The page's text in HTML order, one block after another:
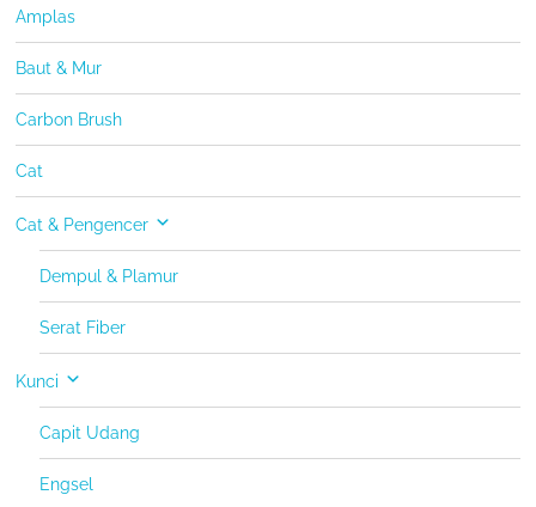
Amplas
Baut & Mur
Carbon Brush
Cat
Cat & Pengencer
Dempul & Plamur
Serat Fiber
Kunci
Capit Udang
Engsel